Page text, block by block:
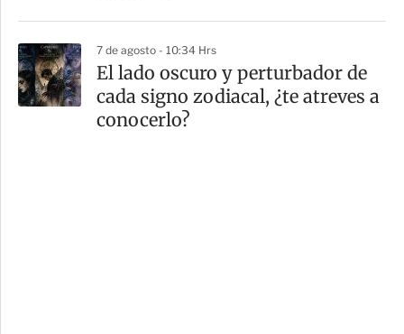
7 de agosto - 10:34 Hrs
El lado oscuro y perturbador de
cada signo zodiacal, ¿te atreves a
conocerlo?